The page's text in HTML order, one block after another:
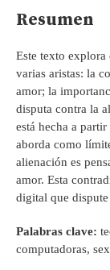
Resumen
Este texto
varias aristas: la
amor; la
disputa contra la
está hecha a
aborda como
alienación es
amor. Esta
digital que
Palabras clave:
computadoras,